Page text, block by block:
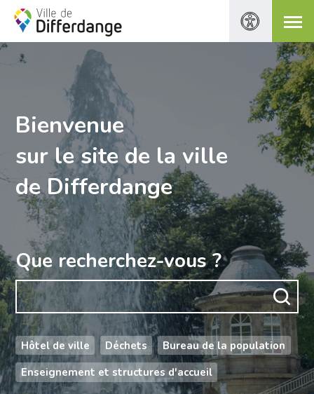
Bienvenue
sur le site de la ville
de Differdange
Que recherchez-vous ?
Hôtel de ville Déchets
Bureau de la population
Enseignement et structures d'accueil